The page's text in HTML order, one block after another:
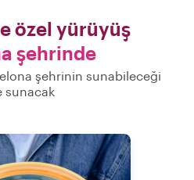
özel yürüyüş
şehrinde
şehrinin sunabileceği
sunacak